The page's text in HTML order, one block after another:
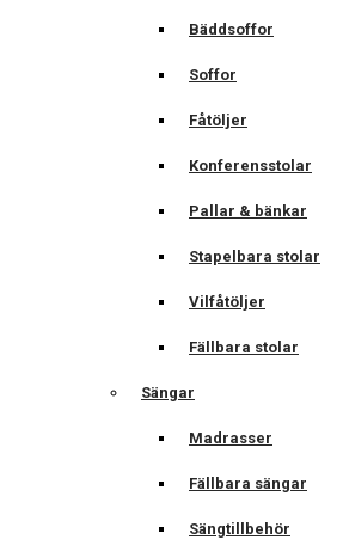
Bäddsoffor
Soffor
Fåtöljer
Konferensstolar
Pallar & bänkar
Stapelbara stolar
Vilfåtöljer
Fällbara stolar
Sängar
Madrasser
Fällbara sängar
Sängtillbehör